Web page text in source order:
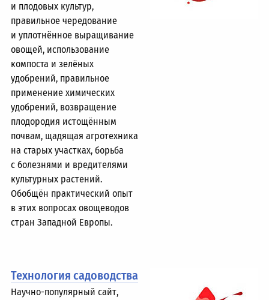
и плодовых культур,
правильное чередование
и уплотнённое выращивание
овощей, использование
компоста и зелёных
удобрений, правильное
применение химических
удобрений, возвращение
плодородия истощённым
почвам, щадящая агротехника
на старых участках, борьба
с болезнями и вредителями
культурных растений.
Обобщён практический опыт
в этих вопросах овощеводов
стран Западной Европы.
Технология садоводства
Научно-популярный сайт,